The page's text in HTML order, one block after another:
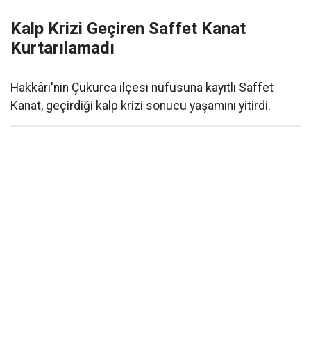
Kalp Krizi Geçiren Saffet Kanat
Kurtarılamadı
Hakkâri'nin Çukurca ilçesi nüfusuna kayıtlı Saffet
Kanat, geçirdiği kalp krizi sonucu yaşamını yitirdi.